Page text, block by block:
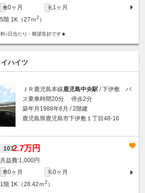
敷0ヶ月 礼1ヶ月
5階 1K（27ｍ2 ）
♪日当たり・眺望良好です★
イハイツ
ＪＲ鹿児島本線鹿児島中央駅 / 下伊敷 バ
ス乗車時間20分 停歩2分
築年月1988年6月 / 2階建
鹿児島県鹿児島市下伊敷１丁目48-16
1032.7万円
1,000円
敷0ヶ月 礼0ヶ月
1階 1K（28.42ｍ2 ）